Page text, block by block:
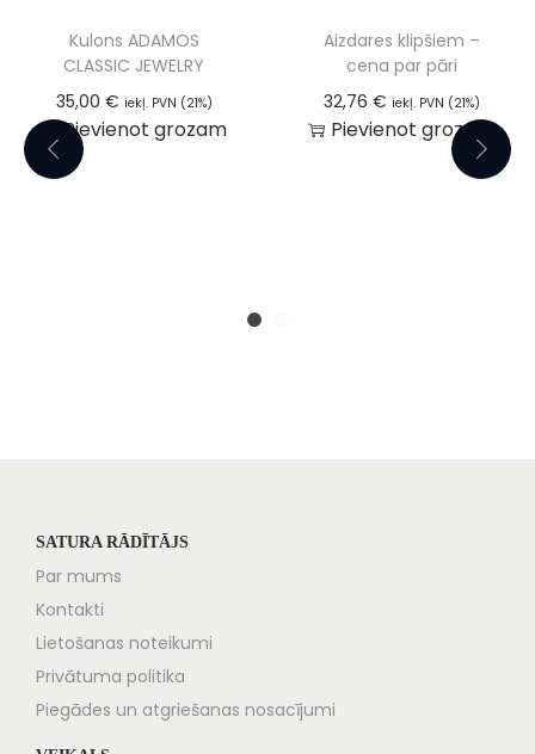
Kulons ADAMOS
CLASSIC JEWELRY
35,00 € iekļ. PVN (21%)
Pievienot grozam
Aizdares klipšiem –
cena par pāri
32,76 € iekļ. PVN (21%)
Pievienot grozam
SATURA RĀDĪTĀJS
Par mums
Kontakti
Lietošanas noteikumi
Privātuma politika
Piegādes un atgriešanas nosacījumi